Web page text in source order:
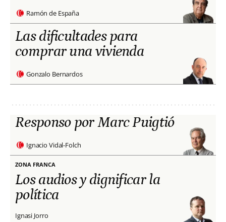
Ramón de España
Las dificultades para
comprar una vivienda
Gonzalo Bernardos
Responso por Marc Puigtió
Ignacio Vidal-Folch
ZONA FRANCA
Los audios y dignificar la
política
Ignasi Jorro